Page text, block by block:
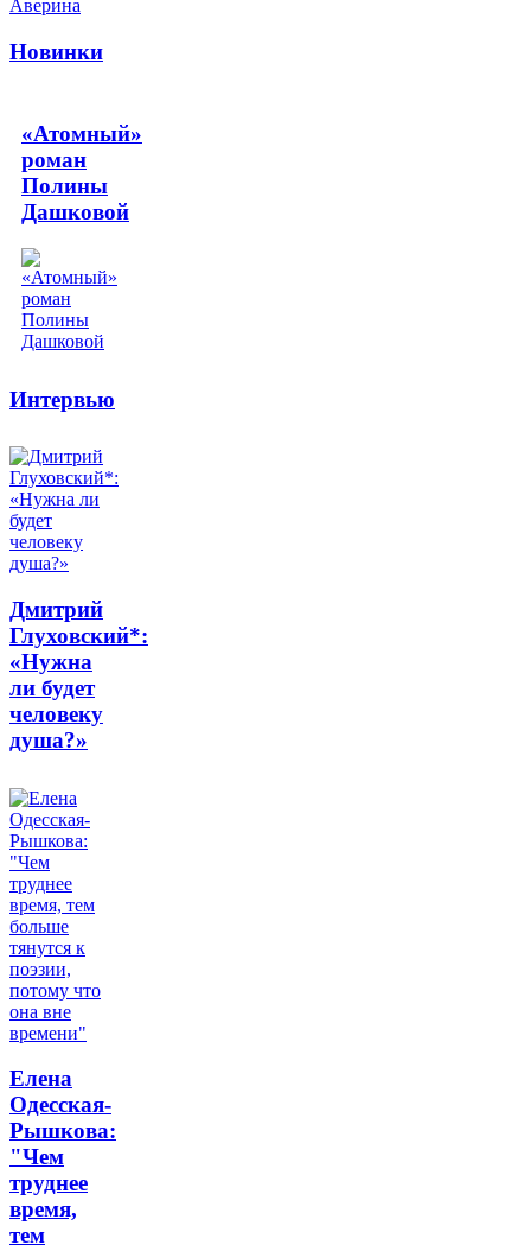
Новинки
«Атомный»
роман
Полины
Дашковой
Интервью
Дмитрий
Глуховский*:
«Нужна
ли будет
человеку
душа?»
Елена
Одесская-
Рышкова:
"Чем
труднее
время,
тем